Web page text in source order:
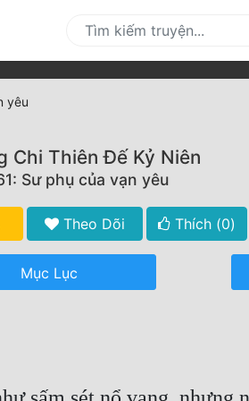
yêu
Chi Thiên Đế Kỷ Niên
Sư phụ của vạn yêu
Theo Dõi Thích (0)
Mục Lục